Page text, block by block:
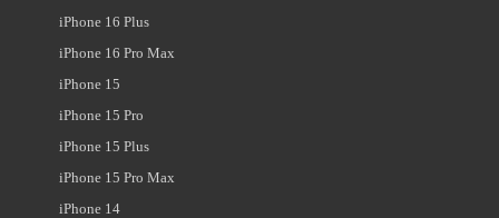
iPhone 16 Plus
iPhone 16 Pro Max
iPhone 15
iPhone 15 Pro
iPhone 15 Plus
iPhone 15 Pro Max
iPhone 14